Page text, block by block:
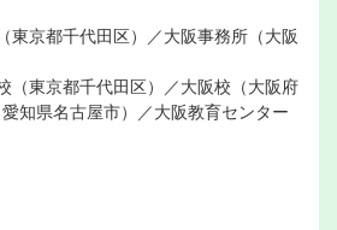
東京都千代田区）／大阪事務所（大阪
（東京都千代田区）／大阪校（大阪府
知県名古屋市）／大阪教育センター